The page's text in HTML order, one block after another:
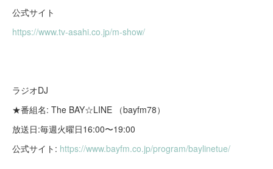
公式サイト
https://www.tv-asahi.co.jp/m-show/
ラジオDJ
★番組名: The BAY☆LINE （bayfm78）
放送日:毎週火曜日16:00〜19:00
公式サイト: https://www.bayfm.co.jp/program/baylinetue/